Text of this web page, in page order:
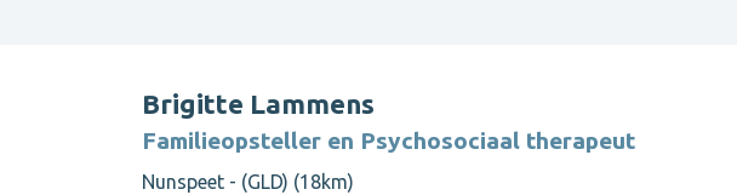
Brigitte Lammens
Familieopsteller en Psychosociaal therapeut
Nunspeet - (GLD) (18km)